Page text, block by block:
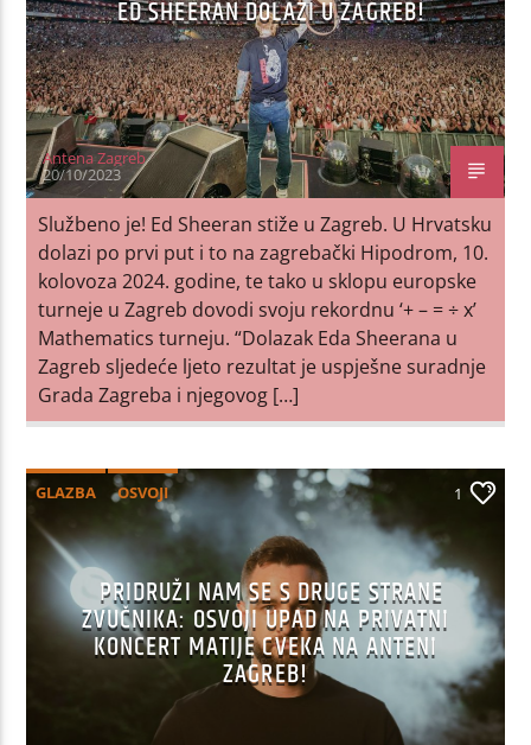
ED SHEERAN DOLAZI U ZAGREB!
Antena Zagreb
20/10/2023
Službeno je! Ed Sheeran stiže u Zagreb. U Hrvatsku
dolazi po prvi put i to na zagrebački Hipodrom, 10.
kolovoza 2024. godine, te tako u sklopu europske
turneje u Zagreb dovodi svoju rekordnu ‘+ – = ÷ x’
Mathematics turneju. “Dolazak Eda Sheerana u
Zagreb sljedeće ljeto rezultat je uspješne suradnje
Grada Zagreba i njegovog […]
GLAZBA OSVOJI 1
PRIDRUŽI NAM SE S DRUGE STRANE
ZVUČNIKA: OSVOJI UPAD NA PRIVATNI
KONCERT MATIJE CVEKA NA ANTENI
ZAGREB!